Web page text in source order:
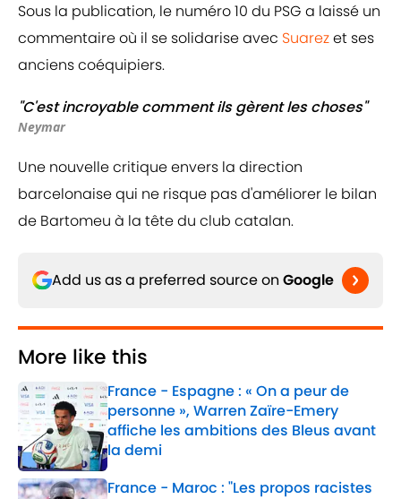
Sous la publication, le numéro 10 du PSG a laissé un
commentaire où il se solidarise avec Suarezet ses
anciens coéquipiers.
"C'est incroyable comment ils gèrent les choses"
Neymar
Une nouvelle critique envers la direction
barcelonaise qui ne risque pas d'améliorer le bilan
de Bartomeu à la tête du club catalan.
Add us as a preferred source on Google
More like this
France - Espagne : « On a peur de
personne », Warren Zaïre-Emery
affiche les ambitions des Bleus avant
la demi
Published by on Invalid Date
France - Maroc : "Les propos racistes